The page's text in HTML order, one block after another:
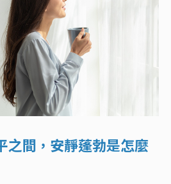
之間，安靜蓬勃是怎麼